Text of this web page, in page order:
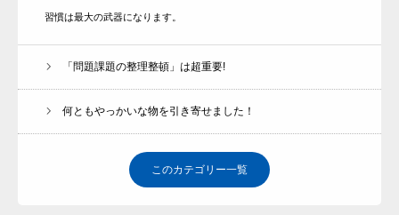
習慣は最大の武器になります。
「問題課題の整理整頓」は超重要!
何ともやっかいな物を引き寄せました！
このカテゴリー一覧
❖無料オファー申込